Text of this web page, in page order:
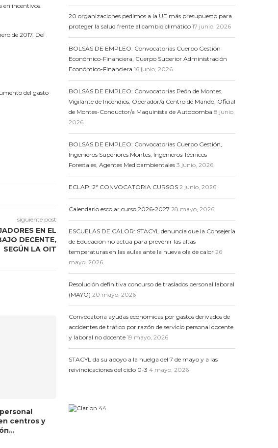
en incentivos.
de 2017. Del
del gasto
siguiente post
EN EL
DECENTE,
SEGÚN LA OIT
centros y
20 organizaciones pedimos a la UE más presupuesto para
proteger la salud frente al cambio climático 17 junio, 2026
BOLSAS DE EMPLEO: Convocatorias Cuerpo Gestión
Económico-Financiera, Cuerpo Superior Administración
Económico-Financiera 16 junio, 2026
BOLSAS DE EMPLEO: Convocatorias Peón de Montes,
Vigilante de Incendios, Operador/a Centro de Mando, Oficial
de Montes-Conductor/a Maquinista de Autobomba 8 junio,
2026
BOLSAS DE EMPLEO: Convocatorias Cuerpo Gestión,
Ingenieros Superiores Montes, Ingenieros Técnicos
Forestales, Agentes Medioambientales 3 junio, 2026
ECLAP: 2ª CONVOCATORIA CURSOS 2 junio, 2026
Calendario escolar curso 2026-2027 28 mayo, 2026
ESCUELAS DE CALOR: STACYL denuncia que la Consejería
de Educación no actúa para prevenir las altas
temperaturas en las aulas ante la nueva ola de calor 26
mayo, 2026
Resolución definitiva concurso de traslados personal laboral
(MAYO) 20 mayo, 2026
Convocatoria ayudas económicas por gastos derivados de
accidentes de tráfico por razón de servicio personal docente
y laboral no docente 19 mayo, 2026
STACYL da su apoyo a la huelga del 7 de mayo y a las
reivindicaciones del ciclo 0-3 4 mayo, 2026